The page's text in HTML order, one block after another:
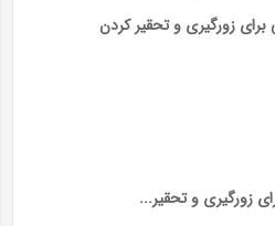
زورگیری و تحقیر...